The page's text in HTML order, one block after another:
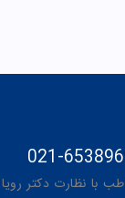
021-
با نظارت دکتر رویا